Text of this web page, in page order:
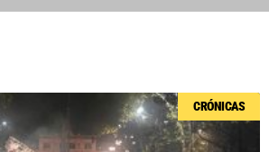
CRÓNICAS
Página